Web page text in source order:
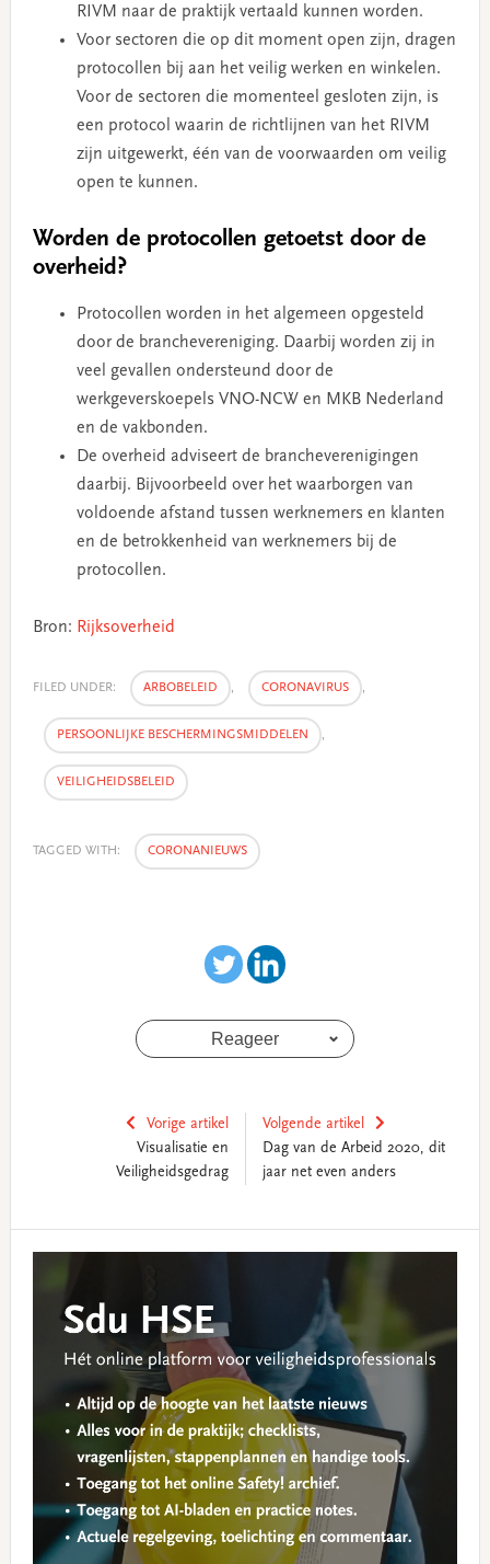
RIVM naar de praktijk vertaald kunnen worden.
Voor sectoren die op dit moment open zijn, dragen
protocollen bij aan het veilig werken en winkelen.
Voor de sectoren die momenteel gesloten zijn, is
een protocol waarin de richtlijnen van het RIVM
zijn uitgewerkt, één van de voorwaarden om veilig
open te kunnen.
Worden de protocollen getoetst door de
overheid?
Protocollen worden in het algemeen opgesteld
door de branchevereniging. Daarbij worden zij in
veel gevallen ondersteund door de
werkgeverskoepels VNO-NCW en MKB Nederland
en de vakbonden.
De overheid adviseert de brancheverenigingen
daarbij. Bijvoorbeeld over het waarborgen van
voldoende afstand tussen werknemers en klanten
en de betrokkenheid van werknemers bij de
protocollen.
Bron: Rijksoverheid
FILED UNDER: ARBOBELEID , CORONAVIRUS ,
PERSOONLIJKE BESCHERMINGSMIDDELEN ,
VEILIGHEIDSBELEID
TAGGED WITH: CORONANIEUWS
Reageer
Vorige artikel
Visualisatie en
Veiligheidsgedrag
Volgende artikel
Dag van de Arbeid 2020, dit
jaar net even anders